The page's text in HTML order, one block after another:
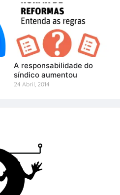
A responsabilidade do
síndico aumentou
24 Abril, 2014